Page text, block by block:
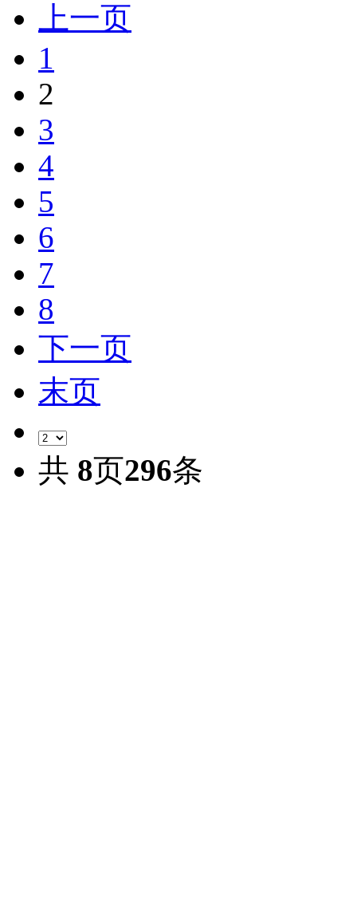
上一页
1
2
3
4
5
6
7
8
下一页
末页
共 8页296条